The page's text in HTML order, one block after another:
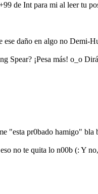
de Int para mi al leer tu
ese daño en algo no Demi-
Spear? ¡Pesa más! o_o
"esta pr0bado hamigo"
no te quita lo n00b (: Y